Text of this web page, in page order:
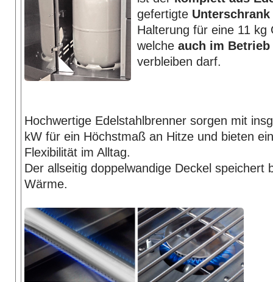
gefertigte Unterschrank
Halterung für eine 11 kg
welche auch im Betrieb
verbleiben darf.
Hochwertige Edelstahlbrenner sorgen mit
kW für ein Höchstmaß an Hitze und bieten
Flexibilität im Alltag.
Der allseitig doppelwandige Deckel speichert
Wärme.